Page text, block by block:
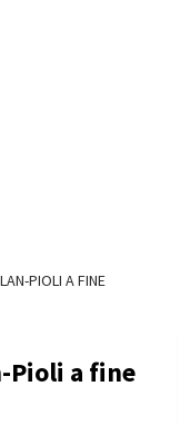
PIOLI A FINE
Pioli a fine